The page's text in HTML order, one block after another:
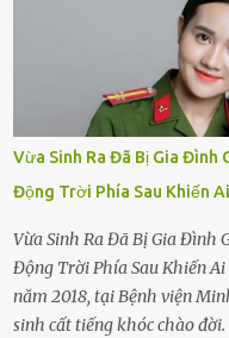
Vừa Sinh Ra Đã Bị Gia Đình
Động Trời Phía Sau Khiến
Vừa Sinh Ra Đã Bị Gia Đình
Động Trời Phía Sau Khiến Ai
năm 2018, tại Bệnh viện
sinh cất tiếng khóc chào